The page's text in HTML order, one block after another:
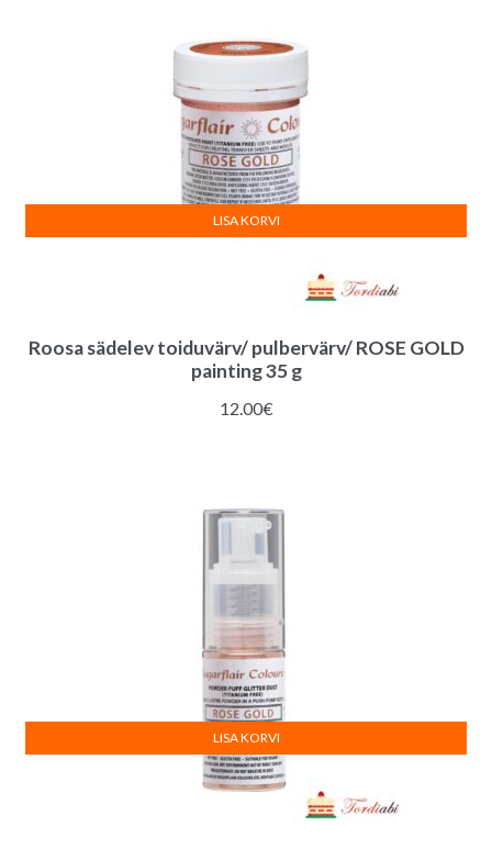
Roosa sädelev toiduvärv/ pulbervärv/ ROSE GOLD
painting 35 g
12.00€
LISA KORVI
LISA KORVI